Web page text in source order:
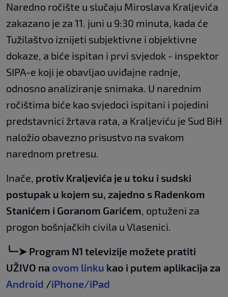
Naredno ročište u slučaju Miroslava Kraljevića
zakazano je za 11. juni u 9:30 minuta, kada će
Tužilaštvo iznijeti subjektivne i objektivne
dokaze, a biće ispitan i prvi svjedok - inspektor
SIPA-e koji je obavljao uviđajne radnje,
odnosno analiziranje snimaka. U narednim
ročištima biće kao svjedoci ispitani i pojedini
predstavnici žrtava rata, a Kraljeviću je Sud BiH
naložio obavezno prisustvo na svakom
narednom pretresu.
Inače, protiv Kraljevića je u toku i sudski
postupak u kojem su, zajedno s Radenkom
Stanićem i Goranom Garićem, optuženi za
progon bošnjačkih civila u Vlasenici.
╰┈➤ Program N1 televizije možete pratiti
UŽIVO na ovom linku kao i putem aplikacija za
Android /iPhone/iPad